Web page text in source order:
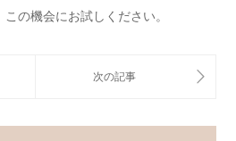
の機会にお試しください。